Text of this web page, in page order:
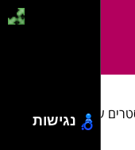
של נוכחות וקשב
נגישות